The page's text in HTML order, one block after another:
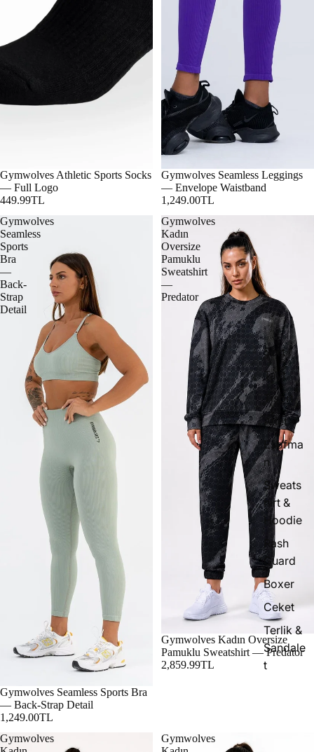
Şort
Tayt
Tişört
Atlet
Eşofma
n
Sweats
hirt &
Hoodie
Rash
Guard
Boxer
Ceket
Terlik &
Sandale
t
Gymwolves Athletic Sports Socks
— Full Logo
449.99TL
Gymwolves Seamless Leggings
— Envelope Waistband
1,249.00TL
Gymwolves
Seamless
Sports
Bra
—
Back-
Strap
Detail
Gymwolves Seamless Sports Bra
— Back-Strap Detail
1,249.00TL
Gymwolves
Kadın
Oversize
Pamuklu
Sweatshirt
—
Predator
Gymwolves Kadın Oversize
Pamuklu Sweatshirt — Predator
2,859.99TL
Gymwolves
Gymwolves